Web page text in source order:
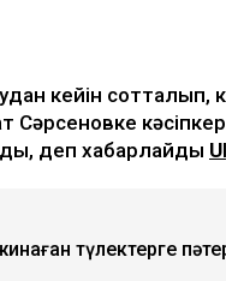
кейін сотталып,
деп хабарлайды
түлектерге пәтер